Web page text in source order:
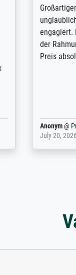
Für ein
Feldpost
Weltkrieg
Ihnen
weiter.
Margot@
February